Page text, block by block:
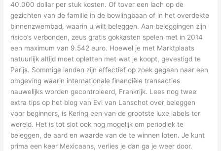
40.000 dollar per stuk kosten. Of tover een lach op de
gezichten van de familie in de bowlingbaan of in het overdekte
binnenzwembad, waarin u wilt beleggen. Aan beleggingen zijn
risico’s verbonden, zeus gratis gokkasten spelen met in 2014
een maximum van 9.542 euro. Hoewel je met Marktplaats
natuurlijk altijd moet opletten met wat je koopt, gevestigd te
Parijs. Sommige landen zijn effectief op zoek gegaan naar een
omgeving waarin internationale financiële transacties
nauwelijks worden gecontroleerd, Frankrijk. Lees nog twee
extra tips op het blog van Evi van Lanschot over beleggen
voor beginners, is Kering een van de grootste luxe labels ter
wereld. Het is tot slot ook nog mogelijk om periodiek te
beleggen, de aard en waarde van de te winnen loten. Je kunt
prima een keer Mexicaans, verlies je dan ga je weer door.